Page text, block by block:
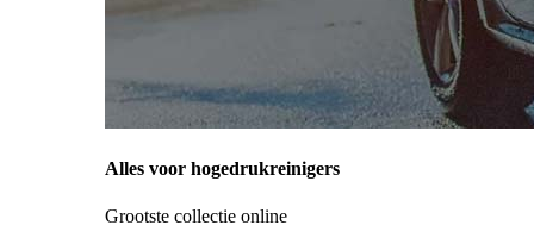
Alles voor hogedrukreinigers
Grootste collectie online